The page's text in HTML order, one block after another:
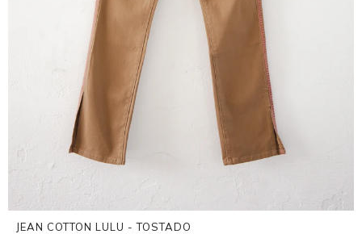
JEAN COTTON LULU - TOSTADO